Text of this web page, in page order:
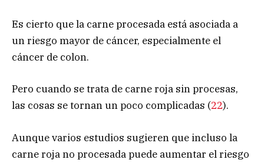
Es cierto que la carne procesada está asociada a
un riesgo mayor de cáncer, especialmente el
cáncer de colon.
Pero cuando se trata de carne roja sin procesas,
las cosas se tornan un poco complicadas (22).
Aunque varios estudios sugieren que incluso la
carne roja no procesada puede aumentar el riesgo